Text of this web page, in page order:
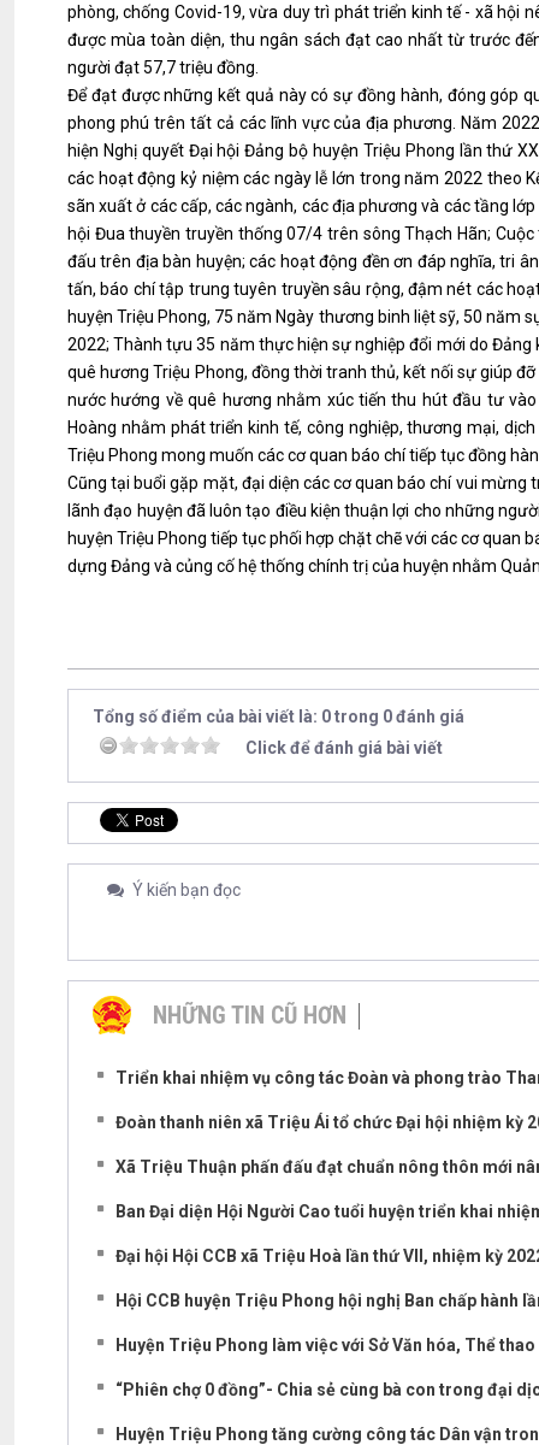
phòng, chống Covid-19, vừa duy trì phát triển kinh tế - xã hội
được mùa toàn diện, thu ngân sách đạt cao nhất từ trước
người đạt 57,7 triệu đồng.
Để đạt được những kết quả này có sự đồng hành, đóng góp
phong phú trên tất cả các lĩnh vực của địa phương. Năm
hiện Nghị quyết Đại hội Đảng bộ huyện Triệu Phong lần thứ
các hoạt động kỷ niệm các ngày lễ lớn trong năm 2022 theo
sãn xuất ở các cấp, các ngành, các địa phương và các tầng
hội Đua thuyền truyền thống 07/4 trên sông Thạch Hãn;
đấu trên địa bàn huyện; các hoạt động đền ơn đáp nghĩa, tri
tấn, báo chí tập trung tuyên truyền sâu rộng, đậm nét các
huyện Triệu Phong, 75 năm Ngày thương binh liệt sỹ, 50 năm
2022; Thành tựu 35 năm thực hiện sự nghiệp đổi mới do
quê hương Triệu Phong, đồng thời tranh thủ, kết nối sự giúp
nước hướng về quê hương nhằm xúc tiến thu hút đầu tư
Hoàng nhằm phát triển kinh tế, công nghiệp, thương mại,
Triệu Phong mong muốn các cơ quan báo chí tiếp tục đồng
Cũng tại buổi gặp mặt, đại diện các cơ quan báo chí vui
lãnh đạo huyện đã luôn tạo điều kiện thuận lợi cho những
huyện Triệu Phong tiếp tục phối hợp chặt chẽ với các cơ quan
dựng Đảng và củng cố hệ thống chính trị của huyện nhằm
Tổng số điểm của bài viết là: 0 trong 0 đánh giá
Click để đánh giá bài viết
Ý kiến bạn đọc
NHỮNG TIN CŨ HƠN
Triển khai nhiệm vụ công tác Đoàn và phong trào
Đoàn thanh niên xã Triệu Ái tổ chức Đại hội nhiệm kỳ
Xã Triệu Thuận phấn đấu đạt chuẩn nông thôn mới
Ban Đại diện Hội Người Cao tuổi huyện triển khai
Đại hội Hội CCB xã Triệu Hoà lần thứ VII, nhiệm kỳ
Hội CCB huyện Triệu Phong hội nghị Ban chấp hành
Huyện Triệu Phong làm việc với Sở Văn hóa, Thể
“Phiên chợ 0 đồng”- Chia sẻ cùng bà con trong đại
Huyện Triệu Phong tăng cường công tác Dân vận